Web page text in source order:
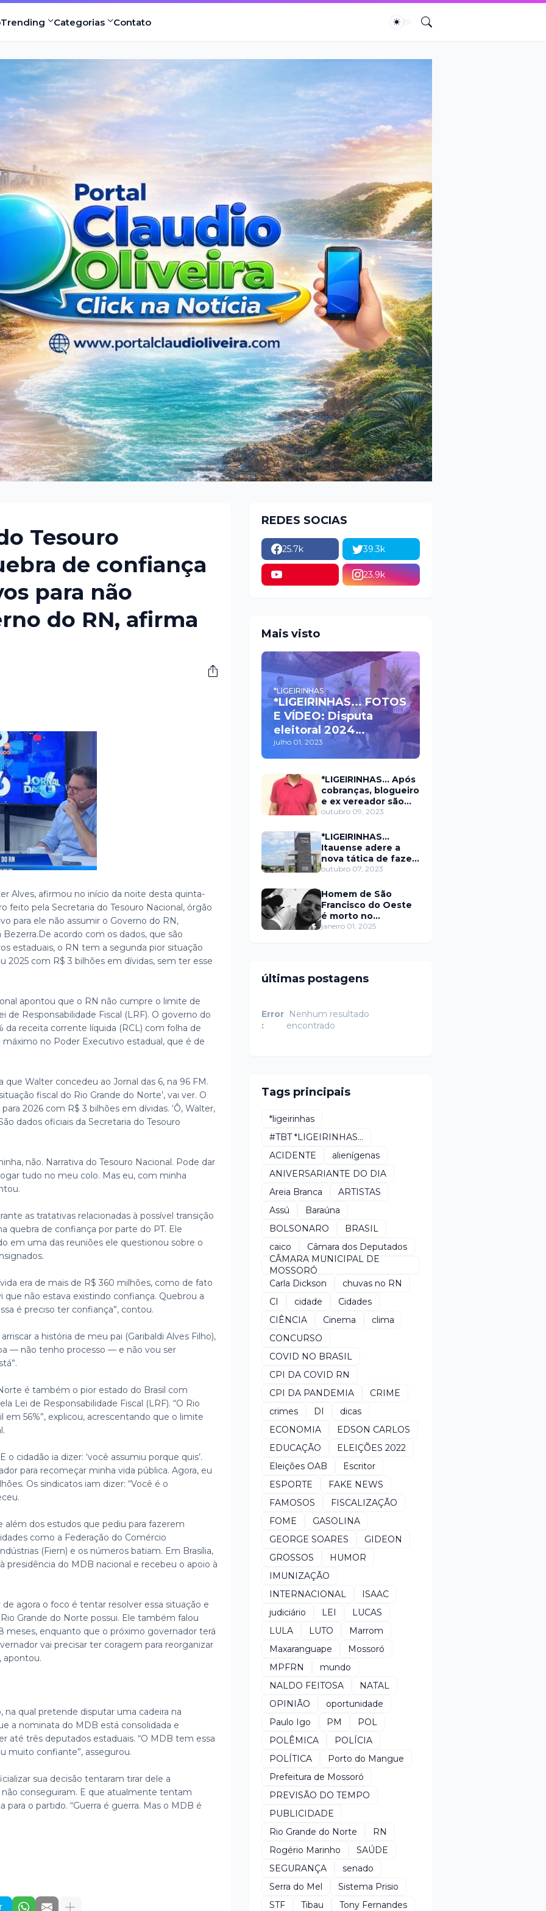
Trending Categorias Contato
Tesouro
de confiança
para não
do RN, afirma
Alves, afirmou no início da noite desta quinta-
feito pela Secretaria do Tesouro Nacional, órgão
para ele não assumir o Governo do RN,
De acordo com os dados, que são
estaduais, o RN tem a segunda pior situação
2025 com R$ 3 bilhões em dívidas, sem ter esse
apontou que o RN não cumpre o limite de
de Responsabilidade Fiscal (LRF). O governo do
da receita corrente líquida (RCL) com folha de
no Poder Executivo estadual, que é de
Walter concedeu ao Jornal das 6, na 96 FM.
fiscal do Rio Grande do Norte’, vai ver. O
2026 com R$ 3 bilhões em dívidas. ‘Ô, Walter,
dados oficiais da Secretaria do Tesouro
não. Narrativa do Tesouro Nacional. Pode dar
tudo no meu colo. Mas eu, com minha
as tratativas relacionadas à possível transição
quebra de confiança por parte do PT. Ele
em uma das reuniões ele questionou sobre o
era de mais de R$ 360 milhões, como de fato
que não estava existindo confiança. Quebrou a
é preciso ter confiança”, contou.
a história de meu pai (Garibaldi Alves Filho),
— não tenho processo — e não vou ser
é também o pior estado do Brasil com
Lei de Responsabilidade Fiscal (LRF). “O Rio
em 56%”, explicou, acrescentando que o limite
o cidadão ia dizer: ‘você assumiu porque quis’.
para recomeçar minha vida pública. Agora, eu
Os sindicatos iam dizer: “Você é o
dos estudos que pediu para fazerem
como a Federação do Comércio
(Fiern) e os números batiam. Em Brasília,
presidência do MDB nacional e recebeu o apoio à
agora o foco é tentar resolver essa situação e
Grande do Norte possui. Ele também falou
meses, enquanto que o próximo governador terá
vai precisar ter coragem para reorganizar
apontou.
na qual pretende disputar uma cadeira na
a nominata do MDB está consolidada e
até três deputados estaduais. “O MDB tem essa
muito confiante”, assegurou.
sua decisão tentaram tirar dele a
conseguiram. E que atualmente tentam
para o partido. “Guerra é guerra. Mas o MDB é
REDES SOCIAS
25.7k 39.3k
23.9k
Mais visto
*LIGEIRINHAS
*LIGEIRINHAS... FOTOS
E VÍDEO: Disputa
eleitoral 2024
movimenta políticos
da oposição em Itaú na
escolha do candidato
a prefeito
julho 01, 2023
*LIGEIRINHAS... Após
cobranças, blogueiro
e ex vereador são
xingados pelo
prefeitura de Itaú
outubro 09, 2023
*LIGEIRINHAS...
Itauense adere a
nova tática de fazer
exame através de
outubro 07, 2023
Homem de São
Francisco do Oeste
é morto no
município de
janeiro 01, 2025
últimas postagens
Error
:
Nenhum resultado
encontrado
Tags principais
*ligeirinhas
#TBT *LIGEIRINHAS...
ACIDENTE
alienígenas
ANIVERSARIANTE DO DIA
Areia Branca
ARTISTAS
Assú
Baraúna
BOLSONARO
BRASIL
caico
Câmara dos Deputados
CÂMARA MUNICIPAL DE
MOSSORÓ
Carla Dickson
chuvas no RN
CI
cidade
Cidades
CIÊNCIA
Cinema
clima
CONCURSO
COVID NO BRASIL
CPI DA COVID RN
CPI DA PANDEMIA
CRIME
crimes
DI
dicas
ECONOMIA
EDSON CARLOS
EDUCAÇÃO
ELEIÇÕES 2022
Eleições OAB
Escritor
ESPORTE
FAKE NEWS
FAMOSOS
FISCALIZAÇÃO
FOME
GASOLINA
GEORGE SOARES
GIDEON
GROSSOS
HUMOR
IMUNIZAÇÃO
INTERNACIONAL
ISAAC
judiciário
LEI
LUCAS
LULA
LUTO
Marrom
Maxaranguape
Mossoró
MPFRN
mundo
NALDO FEITOSA
NATAL
OPINIÃO
oportunidade
Paulo Igo
PM
POL
POLÊMICA
POLÍCIA
POLÍTICA
Porto do Mangue
Prefeitura de Mossoró
PREVISÃO DO TEMPO
PUBLICIDADE
Rio Grande do Norte
RN
Rogério Marinho
SAÚDE
SEGURANÇA
senado
Serra do Mel
Sistema Prisio
STF
Tibau Tony Fernandes